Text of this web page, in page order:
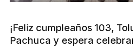
¡Feliz cumpleaños 103,
Pachuca y espera